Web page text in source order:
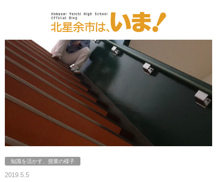
知識を活かす、授業の様子
2019.5.5